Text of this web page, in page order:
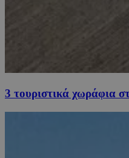
3 τουριστικά χωράφια